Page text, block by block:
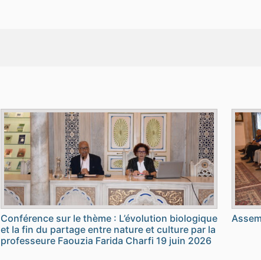
Conférence sur le thème : L’évolution biologique
et la fin du partage entre nature et culture par la
professeure Faouzia Farida Charfi 19 juin 2026